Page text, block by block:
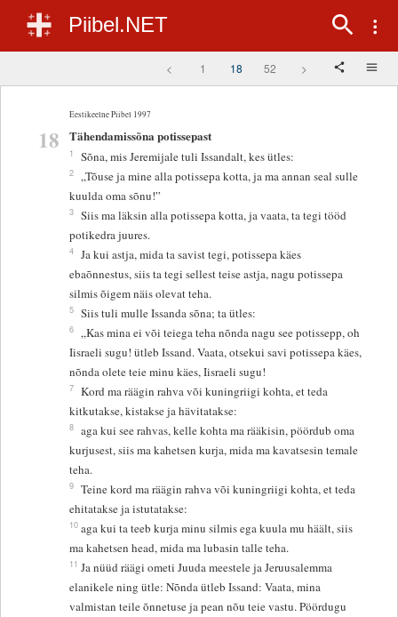
Piibel.NET
< 1 18 52 >
Eestikeelne Piibel 1997
18 Tähendamissõna potissepast
1 Sõna, mis Jeremijale tuli Issandalt, kes ütles:
2 „Tõuse ja mine alla potissepa kotta, ja ma annan seal sulle
kuulda oma sõnu!”
3 Siis ma läksin alla potissepa kotta, ja vaata, ta tegi tööd
potikedra juures.
4 Ja kui astja, mida ta savist tegi, potissepa käes
ebaõnnestus, siis ta tegi sellest teise astja, nagu potissepa
silmis õigem näis olevat teha.
5 Siis tuli mulle Issanda sõna; ta ütles:
6 „Kas mina ei või teiega teha nõnda nagu see potissepp, oh
Iisraeli sugu! ütleb Issand. Vaata, otsekui savi potissepa käes,
nõnda olete teie minu käes, Iisraeli sugu!
7 Kord ma räägin rahva või kuningriigi kohta, et teda
kitkutakse, kistakse ja hävitatakse:
8 aga kui see rahvas, kelle kohta ma rääkisin, pöördub oma
kurjusest, siis ma kahetsen kurja, mida ma kavatsesin temale
teha.
9 Teine kord ma räägin rahva või kuningriigi kohta, et teda
ehitatakse ja istutatakse:
10 aga kui ta teeb kurja minu silmis ega kuula mu häält, siis
ma kahetsen head, mida ma lubasin talle teha.
11 Ja nüüd räägi ometi Juuda meestele ja Jeruusalemma
elanikele ning ütle: Nõnda ütleb Issand: Vaata, mina
valmistan teile õnnetuse ja pean nõu teie vastu. Pöördugu